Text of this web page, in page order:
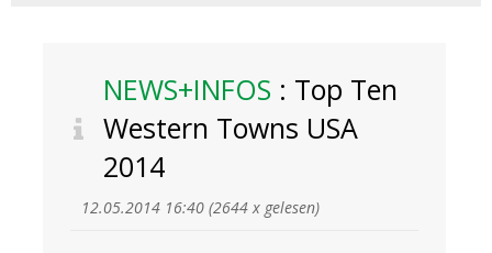
NEWS+INFOS : Top Ten
Western Towns USA
2014
12.05.2014 16:40(2644 x gelesen)